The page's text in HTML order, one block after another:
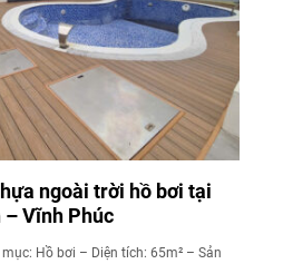
ngoài trời hồ bơi tại
Vĩnh Phúc
Hồ bơi – Diện tích: 65m² – Sản